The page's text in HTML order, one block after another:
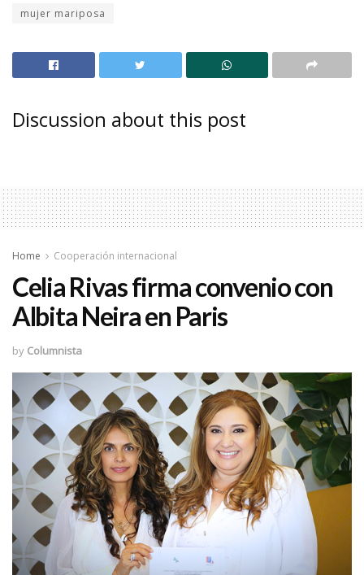
mujer mariposa
Discussion about this post
Home Cooperación internacional
Celia Rivas firma convenio con
Albita Neira en Paris
by Columnista